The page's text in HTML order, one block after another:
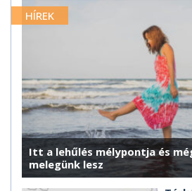
HÍREK
Itt a lehűlés mélypontja és
melegünk lesz